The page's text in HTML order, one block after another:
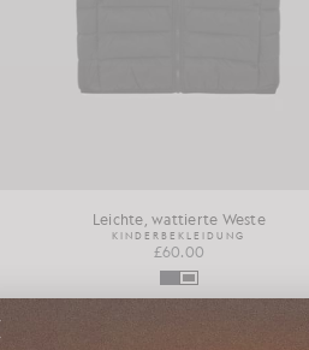
Leichte, wattierte Weste
KINDERBEKLEIDUNG
£60.00